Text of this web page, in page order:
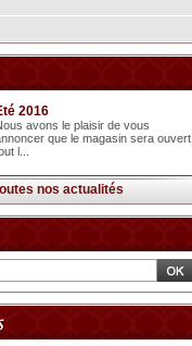
2016
avons le plaisir de vous
que le magasin sera ouvert
l...
nos actualités